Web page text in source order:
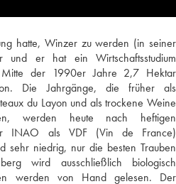
hatte, Winzer zu werden (in seiner
er hat ein Wirtschaftsstudium
Mitte der 1990er Jahre 2,7 Hektar
Die Jahrgänge, die früher als
du Layon und als trockene Weine
werden heute nach heftigen
INAO als VDF (Vin de France)
sehr niedrig, nur die besten Trauben
wird ausschließlich biologisch
werden von Hand gelesen. Der